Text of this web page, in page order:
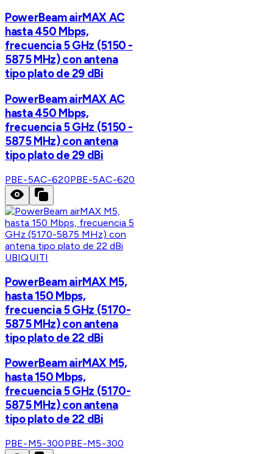
PowerBeam airMAX AC
hasta 450 Mbps,
frecuencia 5 GHz (5150 -
5875 MHz) con antena
tipo plato de 29 dBi
PowerBeam airMAX AC
hasta 450 Mbps,
frecuencia 5 GHz (5150 -
5875 MHz) con antena
tipo plato de 29 dBi
PBE-5AC-620PBE-5AC-620
UBIQUITI
PowerBeam airMAX M5,
hasta 150 Mbps,
frecuencia 5 GHz (5170-
5875 MHz) con antena
tipo plato de 22 dBi
PowerBeam airMAX M5,
hasta 150 Mbps,
frecuencia 5 GHz (5170-
5875 MHz) con antena
tipo plato de 22 dBi
PBE-M5-300PBE-M5-300